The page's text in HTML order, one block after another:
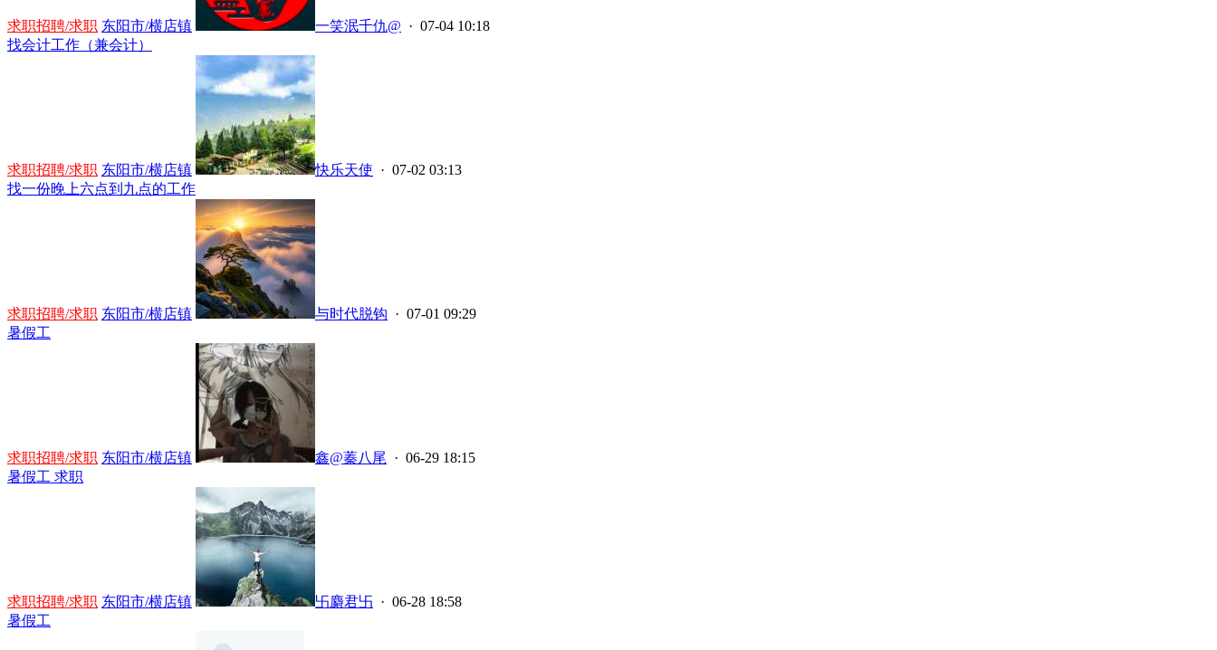
求职招聘/求职 东阳市/横店镇 一笑泯千仇@ · 07-04 10:18
找会计工作（兼会计）
求职招聘/求职 东阳市/横店镇 快乐天使 · 07-02 03:13
找一份晚上六点到九点的工作
求职招聘/求职 东阳市/横店镇 与时代脱钩 · 07-01 09:29
暑假工
求职招聘/求职 东阳市/横店镇 鑫@蓁八尾 · 06-29 18:15
暑假工 求职
求职招聘/求职 东阳市/横店镇 卐麝君卐 · 06-28 18:58
暑假工